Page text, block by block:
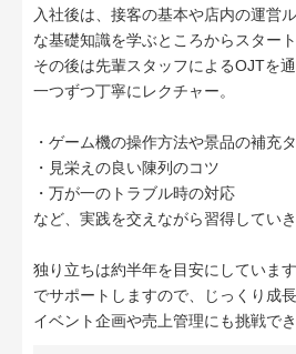
入社後は、接客の基本や店内の運営
な基礎知識を学ぶところからスタート
その後は先輩スタッフによるOJTを
一つずつ丁寧にレクチャー。
・ゲーム機の操作方法や景品の補充
・見栄えの良い陳列のコツ
・万が一のトラブル時の対応
など、実践を交えながら習得していき
独り立ちは約半年を目安にしていま
でサポートしますので、じっくり成
イベント企画や売上管理にも挑戦で